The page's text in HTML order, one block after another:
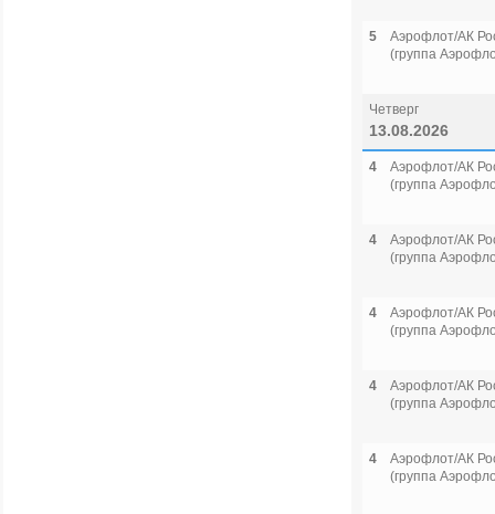
5
Аэрофлот/АК
(группа
Четверг
13.08.2026
4
Аэрофлот/АК
(группа
4
Аэрофлот/АК
(группа
4
Аэрофлот/АК
(группа
4
Аэрофлот/АК
(группа
4
Аэрофлот/АК
(группа